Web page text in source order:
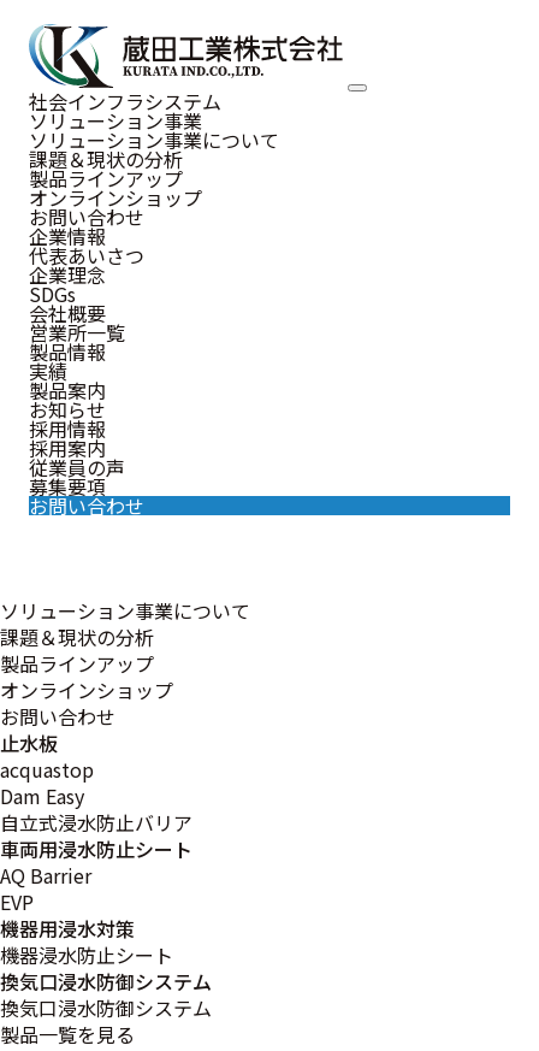
社会インフラシステム
ソリューション事業
ソリューション事業について
課題＆現状の分析
製品ラインアップ
オンラインショップ
お問い合わせ
企業情報
代表あいさつ
企業理念
SDGs
会社概要
営業所一覧
製品情報
実績
製品案内
お知らせ
採用情報
採用案内
従業員の声
募集要項
お問い合わせ
ソリューション事業について
課題＆現状の分析
製品ラインアップ
オンラインショップ
お問い合わせ
止水板
acquastop
Dam Easy
自立式浸水防止バリア
車両用浸水防止シート
AQ Barrier
EVP
機器用浸水対策
機器浸水防止シート
換気口浸水防御システム
換気口浸水防御システム
製品一覧を見る
NEWS
お知らせ
2022.08.15
車両用浸水防止シートが、製品ラン
キングで1位になりました。
当社が取り扱う車両用浸水防止シートが、イプロス都市ま
イプロス 都市まちづくり
各地で豪雨災害が発生しています。
命を守る行動が最優先ですが、大雨が想定される時点で事
前にアクションを行うことで大切な車を守ることが出来ま
す。
水害から大切なクルマを守るための備えを行いましょう！